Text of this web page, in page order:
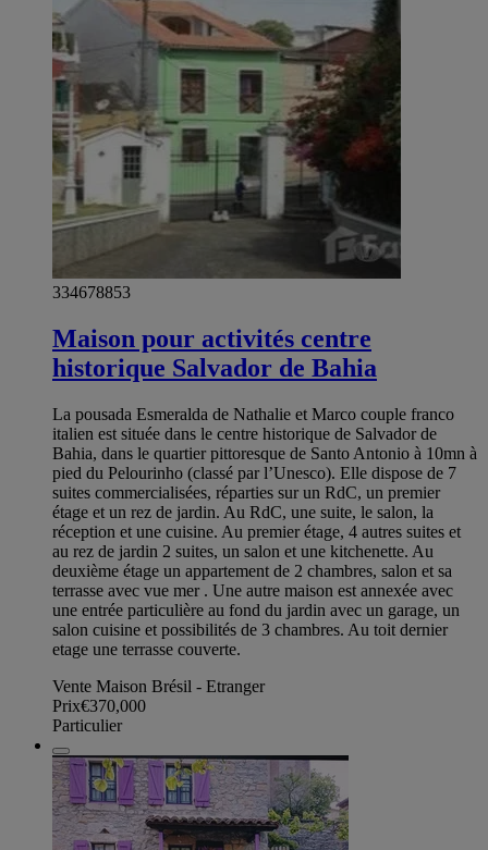
334678853
Maison pour activités centre
historique Salvador de Bahia
La pousada Esmeralda de Nathalie et Marco couple franco
italien est située dans le centre historique de Salvador de
Bahia, dans le quartier pittoresque de Santo Antonio à 10mn à
pied du Pelourinho (classé par l’Unesco). Elle dispose de 7
suites commercialisées, réparties sur un RdC, un premier
étage et un rez de jardin. Au RdC, une suite, le salon, la
réception et une cuisine. Au premier étage, 4 autres suites et
au rez de jardin 2 suites, un salon et une kitchenette. Au
deuxième étage un appartement de 2 chambres, salon et sa
terrasse avec vue mer . Une autre maison est annexée avec
une entrée particulière au fond du jardin avec un garage, un
salon cuisine et possibilités de 3 chambres. Au toit dernier
etage une terrasse couverte.
Vente Maison Brésil - Etranger
Prix€370,000
Particulier